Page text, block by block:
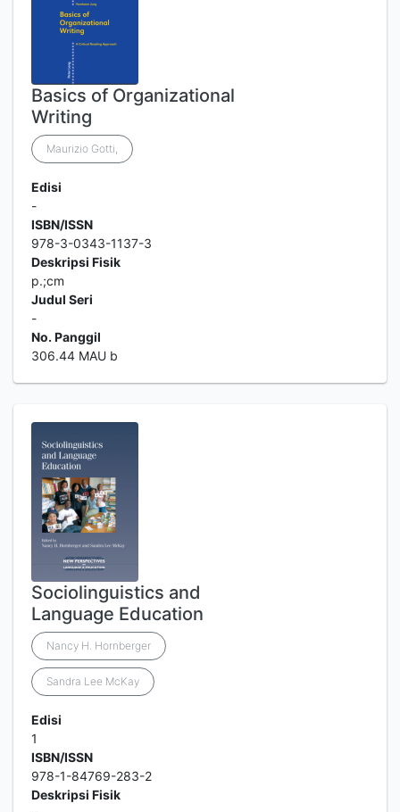
Basics of Organizational
Writing
Maurizio Gotti,
Edisi
-
ISBN/ISSN
978-3-0343-1137-3
Deskripsi Fisik
p.;cm
Judul Seri
-
No. Panggil
306.44 MAU b
Sociolinguistics and
Language Education
Nancy H. Hornberger
Sandra Lee McKay
Edisi
1
ISBN/ISSN
978-1-84769-283-2
Deskripsi Fisik